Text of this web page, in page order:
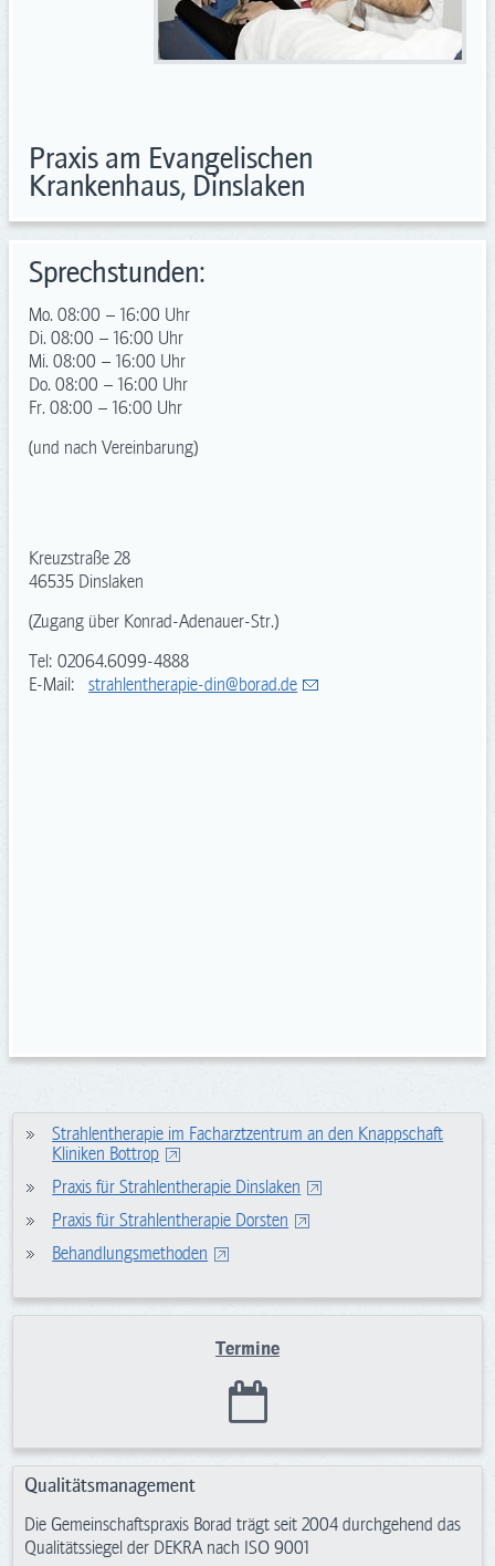
Praxis am Evangelischen
Krankenhaus, Dinslaken
Sprechstunden:
Mo. 08:00 – 16:00 Uhr
Di. 08:00 – 16:00 Uhr
Mi. 08:00 – 16:00 Uhr
Do. 08:00 – 16:00 Uhr
Fr. 08:00 – 16:00 Uhr
(und nach Vereinbarung)
Kreuzstraße 28
46535 Dinslaken
(Zugang über Konrad-Adenauer-Str.)
Tel: 02064.6099-4888
E-Mail:strahlentherapie-din@borad.de
Strahlentherapie im Facharztzentrum an den Knappschaft
Kliniken Bottrop
Praxis für Strahlentherapie Dinslaken
Praxis für Strahlentherapie Dorsten
Behandlungsmethoden
Termine
Qualitätsmanagement
Die Gemeinschaftspraxis Borad trägt seit 2004 durchgehend das
Qualitätssiegel der DEKRA nach ISO 9001